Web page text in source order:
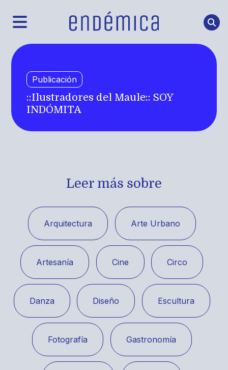
Publicación
::Ilustradores del Maule:: SOY
INDÓMITA
Leer más sobre
Arquitectura Arte Urbano
Artesanía Cine Circo
Danza Diseño Escultura
Fotografía Gastronomía